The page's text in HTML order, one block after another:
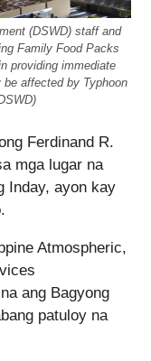
(DSWD) staff and
Family Food Packs
providing immediate
affected by Typhoon
Ferdinand R.
mga lugar na
Inday, ayon kay
Atmospheric,
ang Bagyong
patuloy na